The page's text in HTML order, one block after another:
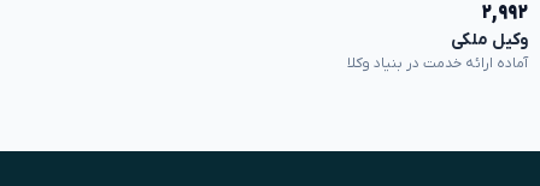
۲,۹۹۲
وکیل ملکی
آماده ارائه خدمت در بنیاد وکلا